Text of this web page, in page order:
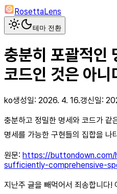
RosettaLens
테마 전환
충분히 포괄적인
코드인 것은 아니
ko생성일: 2026. 4. 16.갱신일:
충분하고 정밀한 명세와 코드가 같
명세를 가능한 구현들의 집합을 나
원문: https://buttondown.com/
sufficiently-comprehensive-
지난주 글을 빼먹어서 죄송합니다!